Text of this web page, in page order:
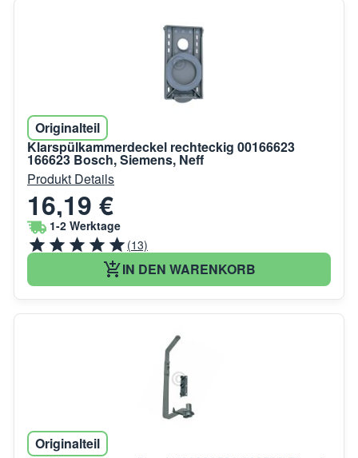
Originalteil
Klarspülkammerdeckel rechteckig 00166623
166623 Bosch, Siemens, Neff
Produkt Details
16,19 €
1-2 Werktage
(13)
IN DEN WARENKORB
Originalteil